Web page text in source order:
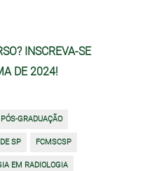
INSCREVA-SE
DE 2024!
GRADUAÇÃO
SP FCMSCSP
EM RADIOLOGIA